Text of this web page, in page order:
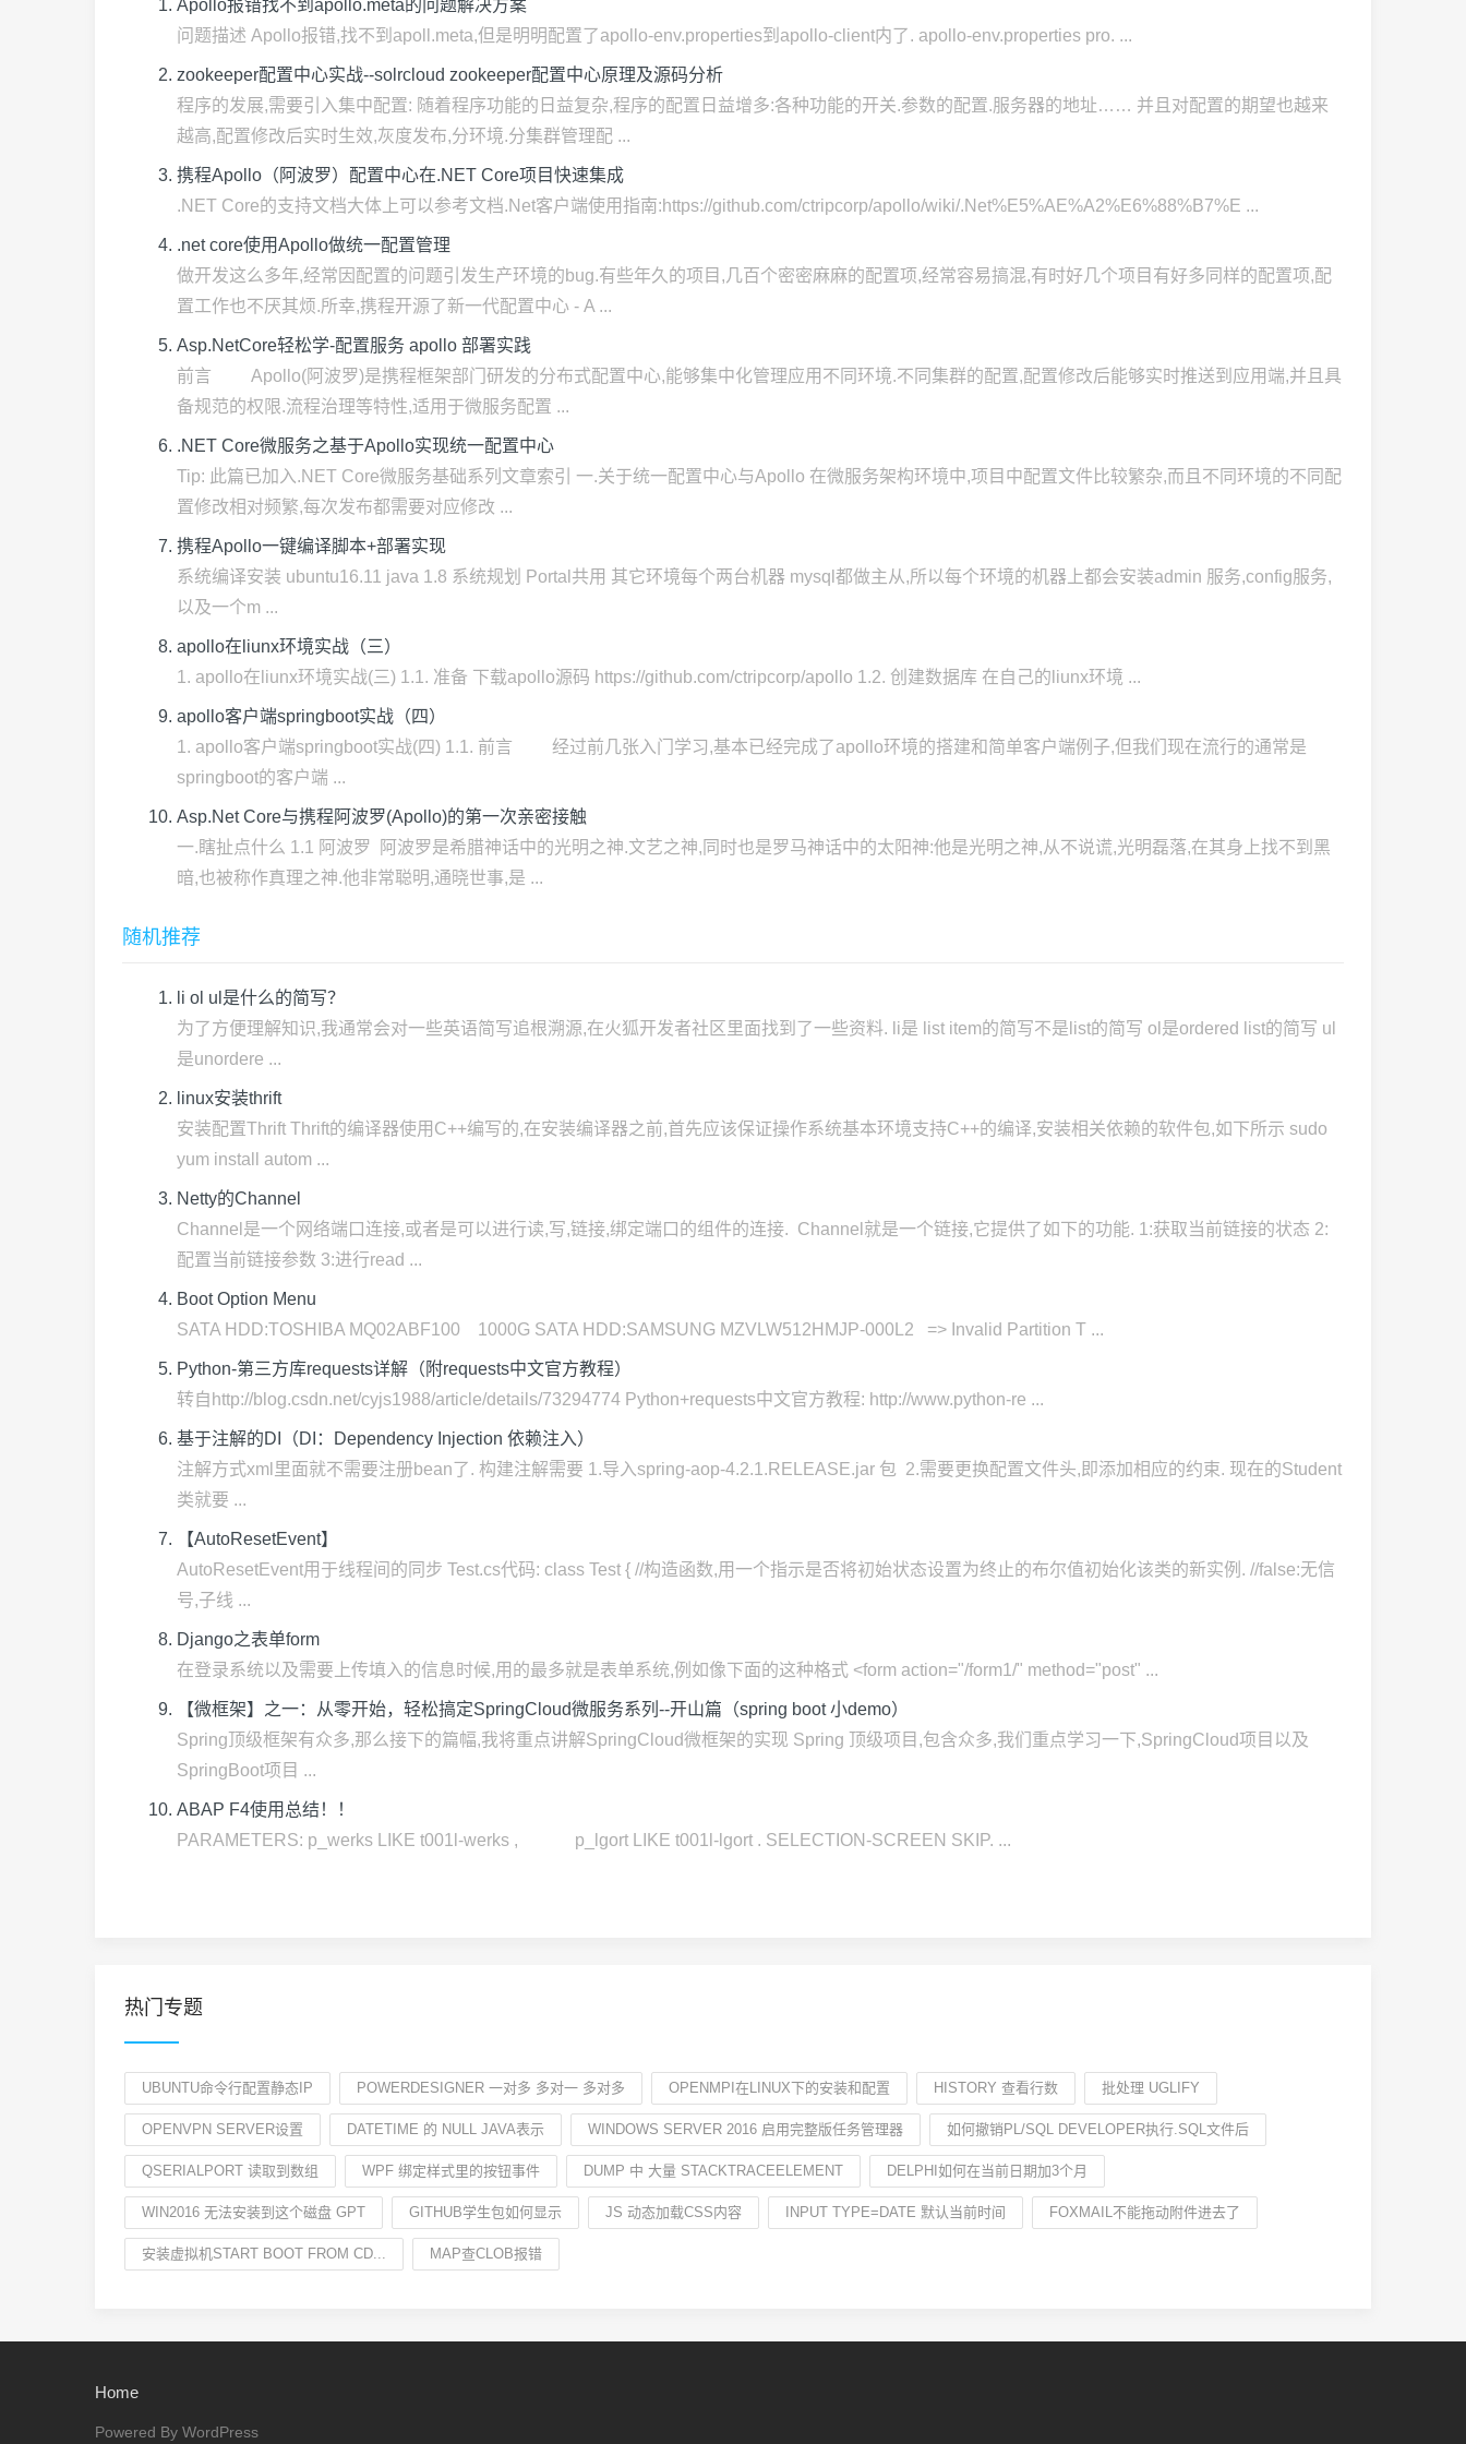
Apollo报错找不到apollo.meta的问题解决方案
问题描述 Apollo报错,找不到apoll.meta,但是明明配置了apollo-env.properties到apollo-client内了. apollo-env.properties pro. ...
zookeeper配置中心实战--solrcloud zookeeper配置中心原理及源码分析
程序的发展,需要引入集中配置: 随着程序功能的日益复杂,程序的配置日益增多:各种功能的开关.参数的配置.服务器的地址…… 并且对配置的期望也越来
越高,配置修改后实时生效,灰度发布,分环境.分集群管理配 ...
携程Apollo（阿波罗）配置中心在.NET Core项目快速集成
.NET Core的支持文档大体上可以参考文档.Net客户端使用指南:https://github.com/ctripcorp/apollo/wiki/.Net%E5%AE%A2%E6%88%B7%E ...
.net core使用Apollo做统一配置管理
做开发这么多年,经常因配置的问题引发生产环境的bug.有些年久的项目,几百个密密麻麻的配置项,经常容易搞混,有时好几个项目有好多同样的配置项,配
置工作也不厌其烦.所幸,携程开源了新一代配置中心 - A ...
Asp.NetCore轻松学-配置服务 apollo 部署实践
前言 Apollo(阿波罗)是携程框架部门研发的分布式配置中心,能够集中化管理应用不同环境.不同集群的配置,配置修改后能够实时推送到应用端,并且具
备规范的权限.流程治理等特性,适用于微服务配置 ...
.NET Core微服务之基于Apollo实现统一配置中心
Tip: 此篇已加入.NET Core微服务基础系列文章索引 一.关于统一配置中心与Apollo 在微服务架构环境中,项目中配置文件比较繁杂,而且不同环境的不同配
置修改相对频繁,每次发布都需要对应修改 ...
携程Apollo一键编译脚本+部署实现
系统编译安装 ubuntu16.11 java 1.8 系统规划 Portal共用 其它环境每个两台机器 mysql都做主从,所以每个环境的机器上都会安装admin 服务,config服务,
以及一个m ...
apollo在liunx环境实战（三）
1. apollo在liunx环境实战(三) 1.1. 准备 下载apollo源码 https://github.com/ctripcorp/apollo 1.2. 创建数据库 在自己的liunx环境 ...
apollo客户端springboot实战（四）
1. apollo客户端springboot实战(四) 1.1. 前言 经过前几张入门学习,基本已经完成了apollo环境的搭建和简单客户端例子,但我们现在流行的通常是
springboot的客户端 ...
Asp.Net Core与携程阿波罗(Apollo)的第一次亲密接触
一.瞎扯点什么 1.1 阿波罗 ​ 阿波罗是希腊神话中的光明之神.文艺之神,同时也是罗马神话中的太阳神:他是光明之神,从不说谎,光明磊落,在其身上找不到黑
暗,也被称作真理之神.他非常聪明,通晓世事,是 ...
随机推荐
li ol ul是什么的简写？
为了方便理解知识,我通常会对一些英语简写追根溯源,在火狐开发者社区里面找到了一些资料. li是 list item的简写不是list的简写 ol是ordered list的简写 ul
是unordere ...
linux安装thrift
安装配置Thrift Thrift的编译器使用C++编写的,在安装编译器之前,首先应该保证操作系统基本环境支持C++的编译,安装相关依赖的软件包,如下所示 sudo
yum install autom ...
Netty的Channel
Channel是一个网络端口连接,或者是可以进行读,写,链接,绑定端口的组件的连接. Channel就是一个链接,它提供了如下的功能. 1:获取当前链接的状态 2:
配置当前链接参数 3:进行read ...
Boot Option Menu
SATA HDD:TOSHIBA MQ02ABF100 1000G SATA HDD:SAMSUNG MZVLW512HMJP-000L2 => Invalid Partition T ...
Python-第三方库requests详解（附requests中文官方教程）
转自http://blog.csdn.net/cyjs1988/article/details/73294774 Python+requests中文官方教程: http://www.python-re ...
基于注解的DI（DI：Dependency Injection 依赖注入）
注解方式xml里面就不需要注册bean了. 构建注解需要 1.导入spring-aop-4.2.1.RELEASE.jar 包 2.需要更换配置文件头,即添加相应的约束. 现在的Student
类就要 ...
【AutoResetEvent】
AutoResetEvent用于线程间的同步 Test.cs代码: class Test { //构造函数,用一个指示是否将初始状态设置为终止的布尔值初始化该类的新实例. //false:无信
号,子线 ...
Django之表单form
在登录系统以及需要上传填入的信息时候,用的最多就是表单系统,例如像下面的这种格式 <form action="/form1/" method="post" ...
【微框架】之一：从零开始，轻松搞定SpringCloud微服务系列--开山篇（spring boot 小demo）
Spring顶级框架有众多,那么接下的篇幅,我将重点讲解SpringCloud微框架的实现 Spring 顶级项目,包含众多,我们重点学习一下,SpringCloud项目以及
SpringBoot项目 ...
ABAP F4使用总结！！
PARAMETERS: p_werks LIKE t001l-werks , p_lgort LIKE t001l-lgort . SELECTION-SCREEN SKIP. ...
热门专题
UBUNTU命令行配置静态IP POWERDESIGNER 一对多 多对一 多对多 OPENMPI在LINUX下的安装和配置 HISTORY 查看行数 批处理 UGLIFY
OPENVPN SERVER设置 DATETIME 的 NULL JAVA表示 WINDOWS SERVER 2016 启用完整版任务管理器 如何撤销PL/SQL DEVELOPER执行.SQL文件后
QSERIALPORT 读取到数组 WPF 绑定样式里的按钮事件 DUMP 中 大量 STACKTRACEELEMENT DELPHI如何在当前日期加3个月
WIN2016 无法安装到这个磁盘 GPT GITHUB学生包如何显示 JS 动态加载CSS内容 INPUT TYPE=DATE 默认当前时间 FOXMAIL不能拖动附件进去了
安装虚拟机START BOOT FROM CD... MAP查CLOB报错
Home
Powered By WordPress